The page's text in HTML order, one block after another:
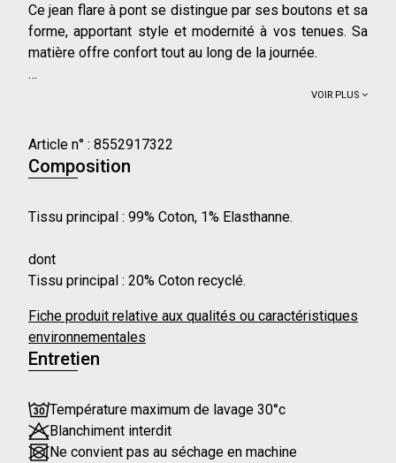
Ce jean flare à pont se distingue par ses boutons et sa
forme, apportant style et modernité à vos tenues. Sa
matière offre confort tout au long de la journée.
- Taille : Haute
- Fermeture zippée derrière les boutons à gauche
- Boutons décoratifs sur le devant
- Taille élastiquée
Nos mannequins mesurent en moyenne 175 cm et
portent une taille 36 ou 46.
VOIR PLUS
Article n° : 8552917322
Composition
Tissu principal : 99% Coton, 1% Elasthanne.
dont
Tissu principal : 20% Coton recyclé.
Fiche produit relative aux qualités ou caractéristiques
environnementales
Entretien
Température maximum de lavage 30°c
Blanchiment interdit
Ne convient pas au séchage en machine